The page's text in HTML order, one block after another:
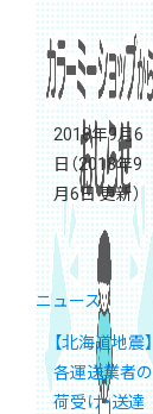
2018年9月6
日（2018年9
月6日 更新）
ニュース
【北海道地震】
各運送業者の
荷受け・送達